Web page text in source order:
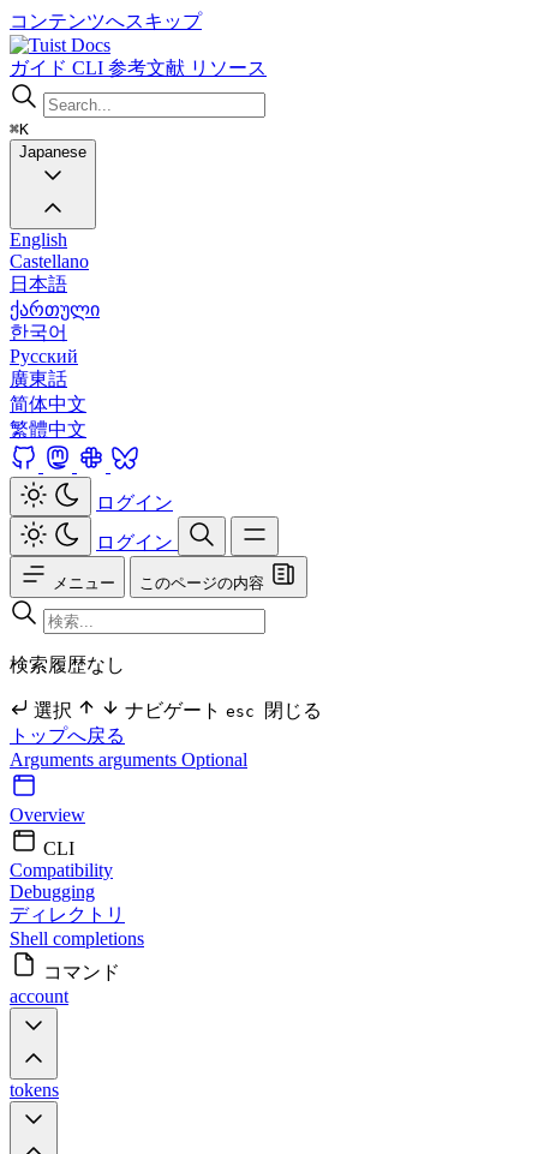
コンテンツへスキップ
Docs
ガイド CLI 参考文献 リソース
⌘K
Japanese
English
Castellano
日本語
ქართული
한국어
Русский
廣東話
简体中文
繁體中文
ログイン
ログイン
メニュー このページの内容
検索履歴なし
選択 ナビゲート esc
閉じる
トップへ戻る
Arguments arguments Optional
Overview
CLI
Compatibility
Debugging
ディレクトリ
Shell completions
コマンド
account
tokens